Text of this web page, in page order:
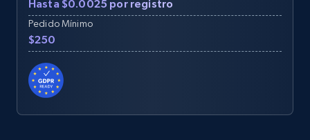
Hasta $0.0025 por registro
Pedido Mínimo
$250